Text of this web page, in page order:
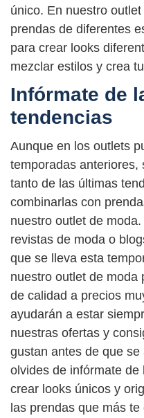
único. En nuestro
prendas de diferentes
para crear looks
mezclar estilos y crea
Infórmate de
tendencias
Aunque en los outlets
temporadas anteriores,
tanto de las últimas
combinarlas con
nuestro outlet de
revistas de moda o
que se lleva esta
nuestro outlet de moda
de calidad a precios
ayudarán a estar
nuestras ofertas y
gustan antes de que
olvides de infórmate
crear looks únicos y
las prendas que más